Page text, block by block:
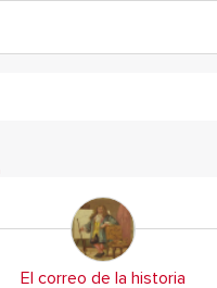
El correo de la historia